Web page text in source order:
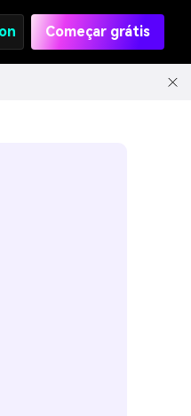
Começar grátis